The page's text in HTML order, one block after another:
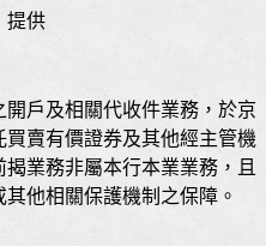
提供
戶及相關代收件業務，於京
賣有價證券及其他經主管機
業務非屬本行本業業務，且
他相關保護機制之保障。